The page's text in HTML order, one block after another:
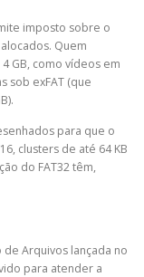
imposto sobre o
Quem
GB, como vídeos em
sob exFAT (que
para que o
clusters de até 64 KB
do FAT32 têm,
Arquivos lançada no
para atender a